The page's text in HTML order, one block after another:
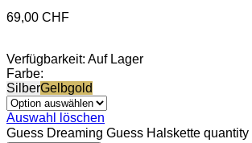
69,00 CHF
Verfügbarkeit: Auf Lager
Farbe:
SilberGelbgold
Auswahl löschen
Guess Dreaming Guess Halskette quantity